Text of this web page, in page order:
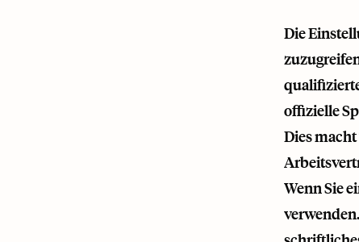
Die
offizielle
Dies
Wenn Sie